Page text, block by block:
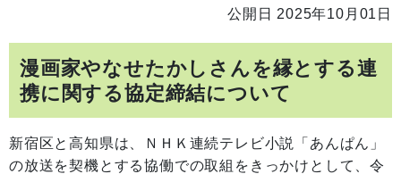
公開日 2025年10月01日
漫画家やなせたかしさんを縁とする連
携に関する協定締結について
新宿区と高知県は、ＮＨＫ連続テレビ小説「あんぱん」
の放送を契機とする協働での取組をきっかけとして、令